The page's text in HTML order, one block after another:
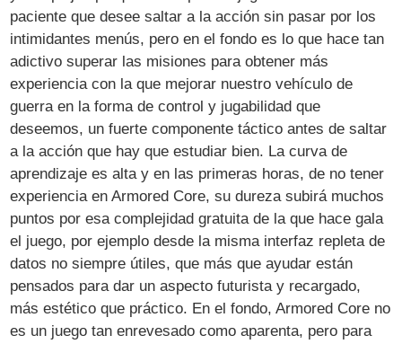
paciente que desee saltar a la acción sin pasar por los
intimidantes menús, pero en el fondo es lo que hace tan
adictivo superar las misiones para obtener más
experiencia con la que mejorar nuestro vehículo de
guerra en la forma de control y jugabilidad que
deseemos, un fuerte componente táctico antes de saltar
a la acción que hay que estudiar bien. La curva de
aprendizaje es alta y en las primeras horas, de no tener
experiencia en Armored Core, su dureza subirá muchos
puntos por esa complejidad gratuita de la que hace gala
el juego, por ejemplo desde la misma interfaz repleta de
datos no siempre útiles, que más que ayudar están
pensados para dar un aspecto futurista y recargado,
más estético que práctico. En el fondo, Armored Core no
es un juego tan enrevesado como aparenta, pero para